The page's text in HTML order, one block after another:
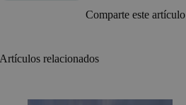
Comparte este artículo
Artículos relacionados